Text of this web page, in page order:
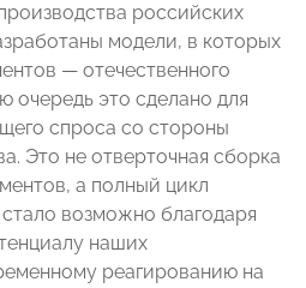
российских
модели, в которых
— отечественного
очередь это сделано для
спроса со стороны
Это не отверточная сборка
а полный цикл
возможно благодаря
наших
реагированию на